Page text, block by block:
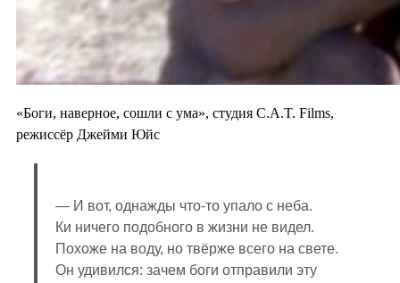
«Боги, наверное, сошли с ума», студия C.A.T. Films,
режиссёр Джейми Юйс
— И вот, однажды что-то упало с неба.
Ки ничего подобного в жизни не видел.
Похоже на воду, но твёрже всего на свете.
Он удивился: зачем боги отправили эту